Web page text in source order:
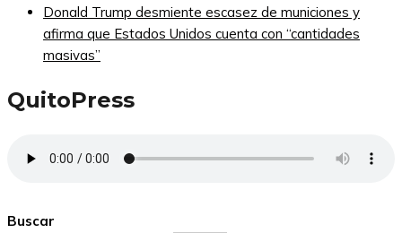
Donald Trump desmiente escasez de municiones y
afirma que Estados Unidos cuenta con “cantidades
masivas”
QuitoPress
Buscar